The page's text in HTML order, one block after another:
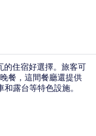
的住宿好選擇。旅客可
餐，這間餐廳還提供
露台等特色設施。